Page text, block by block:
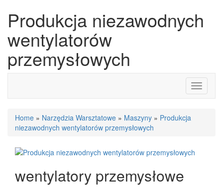
Produkcja niezawodnych
wentylatorów
przemysłowych
Toggle
Home » Narzędzia Warsztatowe » Maszyny » Produkcja
niezawodnych wentylatorów przemysłowych
wentylatory przemysłowe